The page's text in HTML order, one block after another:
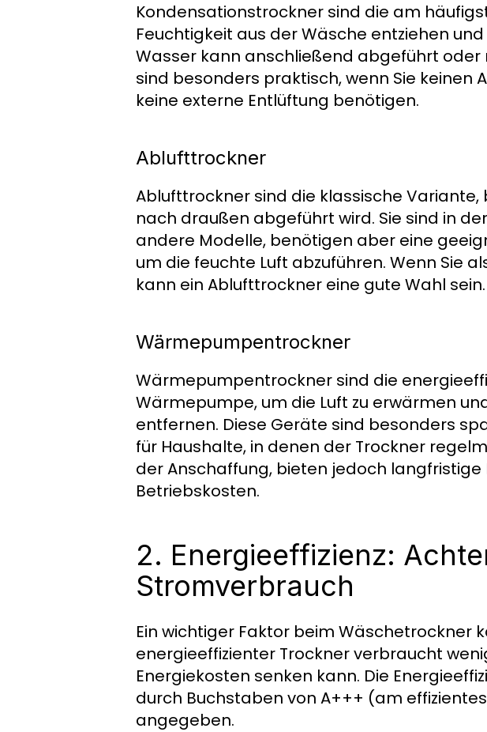
Kondensationstrockner sind die am
Feuchtigkeit aus der Wäsche entziehen
Wasser kann anschließend abgeführt
sind besonders praktisch, wenn Sie keinen
keine externe Entlüftung benötigen.
Ablufttrockner
Ablufttrockner sind die klassische
nach draußen abgeführt wird. Sie sind in
andere Modelle, benötigen aber eine
um die feuchte Luft abzuführen. Wenn Sie
kann ein Ablufttrockner eine gute Wahl sein.
Wärmepumpentrockner
Wärmepumpentrockner sind die
Wärmepumpe, um die Luft zu erwärmen
entfernen. Diese Geräte sind besonders
für Haushalte, in denen der Trockner
der Anschaffung, bieten jedoch
Betriebskosten.
2. Energieeffizienz:
Stromverbrauch
Ein wichtiger Faktor beim Wäschetrockner
energieeffizienter Trockner verbraucht
Energiekosten senken kann. Die
durch Buchstaben von A+++ (am
angegeben.